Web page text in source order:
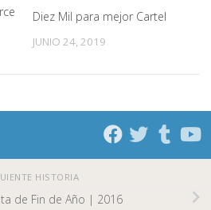
Diez Mil para mejor Cartel
JUNIO 24, 2019
HISTORIA
de Fin de Año | 2016